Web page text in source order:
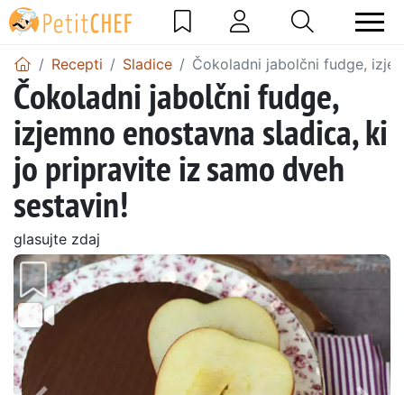
Recepti Sladice Čokoladni jabolčni fudge,
Čokoladni jabolčni fudge,
izjemno enostavna sladica, ki
jo pripravite iz samo dveh
sestavin!
glasujte zdaj